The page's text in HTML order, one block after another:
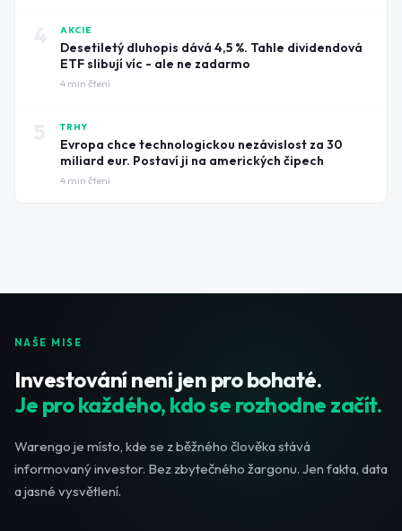
AKCIE
Desetiletý dluhopis dává 4,5 %. Tahle dividendová
ETF slibují víc - ale ne zadarmo
4 min čtení
TRHY
Evropa chce technologickou nezávislost za 30
miliard eur. Postaví ji na amerických čipech
4 min čtení
NAŠE MISE
Investování není jen pro bohaté.
Je pro každého, kdo se rozhodne začít.
Warengo je místo, kde se z běžného člověka stává
informovaný investor. Bez zbytečného žargonu. Jen fakta, data
a jasné vysvětlení.